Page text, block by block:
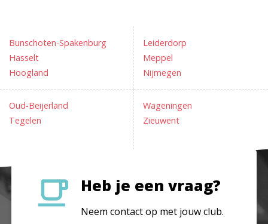
Bunschoten-Spakenburg
Hasselt
Hoogland
Leiderdorp
Meppel
Nijmegen
Oud-Beijerland
Tegelen
Wageningen
Zieuwent
Heb je een vraag?
Neem contact op met jouw club.